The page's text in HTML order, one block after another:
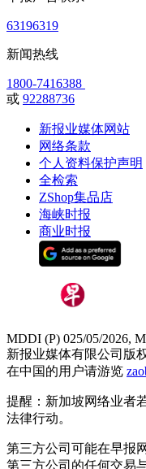
63196319
新闻热线
1800-7416388
或 92288736
新报业媒体网站
网络条款
个人资料保护声明
全检索
ZShop集品店
海峡时报
商业时报
MDDI (P) 025/05/2026,
新报业媒体有限公司版
在中国的用户请游览
提醒：新加坡网络业者
法律行动。
第三方公司可能在早报
第三方公司的任何交易